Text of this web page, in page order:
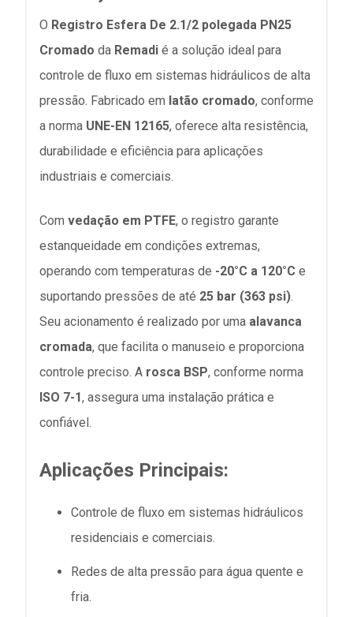
O Registro Esfera De 2.1/2 polegada PN25
Cromado da Remadi é a solução ideal para
controle de fluxo em sistemas hidráulicos de alta
pressão. Fabricado em latão cromado, conforme
a norma UNE-EN 12165, oferece alta resistência,
durabilidade e eficiência para aplicações
industriais e comerciais.
Com vedação em PTFE, o registro garante
estanqueidade em condições extremas,
operando com temperaturas de -20°C a 120°C e
suportando pressões de até 25 bar (363 psi).
Seu acionamento é realizado por uma alavanca
cromada, que facilita o manuseio e proporciona
controle preciso. A rosca BSP, conforme norma
ISO 7-1, assegura uma instalação prática e
confiável.
Aplicações Principais:
Controle de fluxo em sistemas hidráulicos
residenciais e comerciais.
Redes de alta pressão para água quente e
fria.